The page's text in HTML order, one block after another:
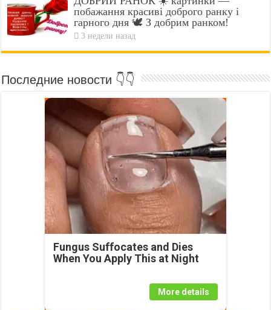
побажання красиві доброго ранку і
гарного дня 🕊️ З добрим ранком!
3 недели назад
Последние новости 👇👇
Fungus Suffocates and Dies
When You Apply This at Night
More details